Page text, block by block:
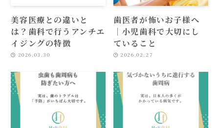
美容医療との違いと
は？歯科で行うアンチエ
イジングの特徴
2026.03.30
歯医者が怖いお子様へ
｜小児歯科で大切にし
ていること
2026.02.27